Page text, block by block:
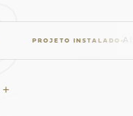
PROJETO INSTALADO
+